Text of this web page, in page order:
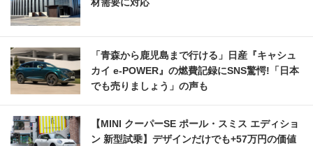
「青森から鹿児島まで行ける」日産『キャシュ
カイ e-POWER』の燃費記録にSNS驚愕!「日本
でも売りましょう」の声も
【MINI クーパーSE ポール・スミス エディショ
ン 新型試乗】デザインだけでも+57万円の価値